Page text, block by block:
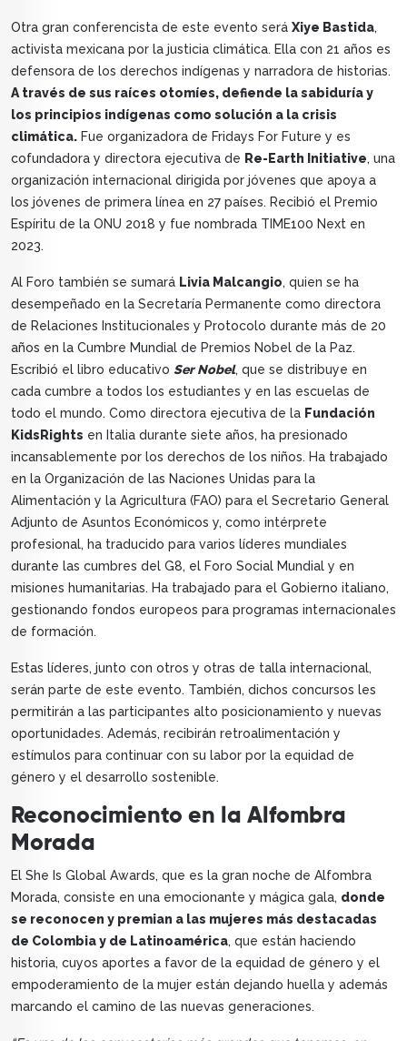
Otra gran conferencista de este evento será Xiye Bastida,
activista mexicana por la justicia climática. Ella con 21 años es
defensora de los derechos indígenas y narradora de historias.
A través de sus raíces otomíes, defiende la sabiduría y
los principios indígenas como solución a la crisis
climática. Fue organizadora de Fridays For Future y es
cofundadora y directora ejecutiva de Re-Earth Initiative, una
organización internacional dirigida por jóvenes que apoya a
los jóvenes de primera línea en 27 países. Recibió el Premio
Espíritu de la ONU 2018 y fue nombrada TIME100 Next en
2023.
Al Foro también se sumará Livia Malcangio, quien se ha
desempeñado en la Secretaría Permanente como directora
de Relaciones Institucionales y Protocolo durante más de 20
años en la Cumbre Mundial de Premios Nobel de la Paz.
Escribió el libro educativo Ser Nobel, que se distribuye en
cada cumbre a todos los estudiantes y en las escuelas de
todo el mundo. Como directora ejecutiva de la Fundación
KidsRights en Italia durante siete años, ha presionado
incansablemente por los derechos de los niños. Ha trabajado
en la Organización de las Naciones Unidas para la
Alimentación y la Agricultura (FAO) para el Secretario General
Adjunto de Asuntos Económicos y, como intérprete
profesional, ha traducido para varios líderes mundiales
durante las cumbres del G8, el Foro Social Mundial y en
misiones humanitarias. Ha trabajado para el Gobierno italiano,
gestionando fondos europeos para programas internacionales
de formación.
Estas líderes, junto con otros y otras de talla internacional,
serán parte de este evento. También, dichos concursos les
permitirán a las participantes alto posicionamiento y nuevas
oportunidades. Además, recibirán retroalimentación y
estímulos para continuar con su labor por la equidad de
género y el desarrollo sostenible.
Reconocimiento en la Alfombra
Morada
El She Is Global Awards, que es la gran noche de Alfombra
Morada, consiste en una emocionante y mágica gala, donde
se reconocen y premian a las mujeres más destacadas
de Colombia y de Latinoamérica, que están haciendo
historia, cuyos aportes a favor de la equidad de género y el
empoderamiento de la mujer están dejando huella y además
marcando el camino de las nuevas generaciones.